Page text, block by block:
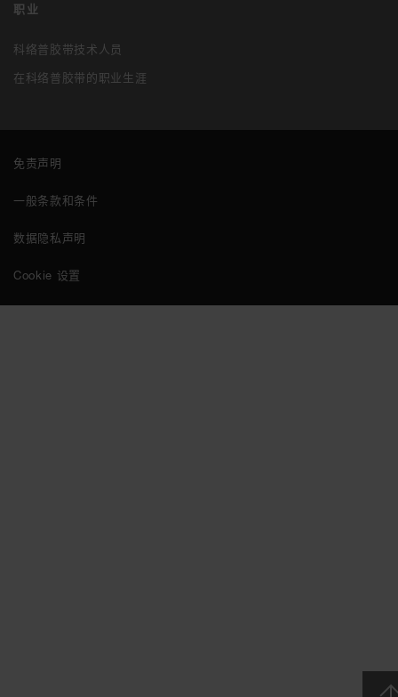
职业
科络普胶带技术人员
在科络普胶带的职业生涯
免责声明
一般条款和条件
数据隐私声明
Cookie 设置